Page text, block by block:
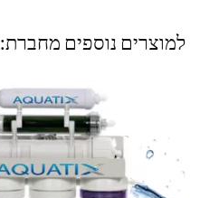
למוצרים נוספים מחברת: